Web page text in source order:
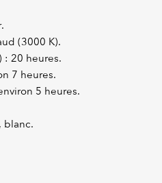
(3000 K).
: 20 heures.
7 heures.
5 heures.
blanc.